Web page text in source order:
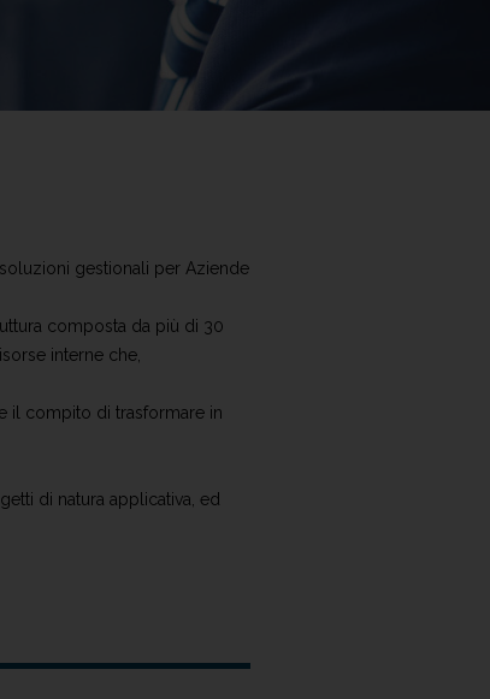
gestionali per Aziende
composta da più di 30
interne che,
il compito di trasformare in
di natura applicativa, ed